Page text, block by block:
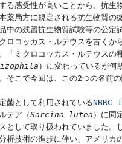
る感受性が高いことから、抗生
薬局方に規定される抗生物質の
中の残留抗生物質試験等の公定
ロコッカス・ルテウスを古くか
「ミクロコッカス・ルテウスの
）に変わっているが何
そこで今回は、この2つの名前
菌として利用されているNBRC
テア（Sarcina lutea ）に同
として取り扱われていました。
析技術の進歩に伴い、アメリカ